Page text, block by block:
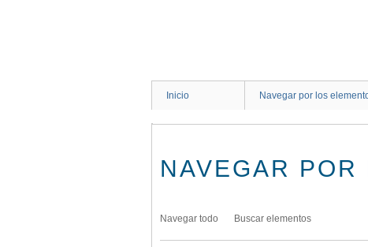
Inicio Navegar por los
NAVEGAR
Navegar todo Buscar elementos